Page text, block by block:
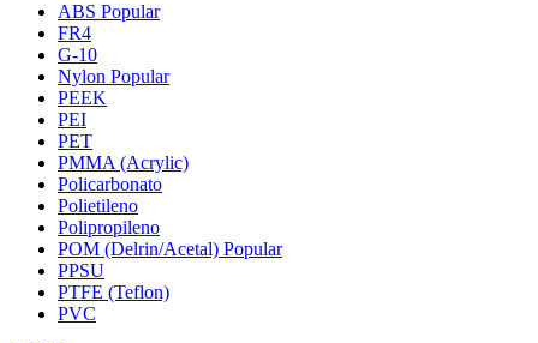
ABS Popular
FR4
G-10
Nylon Popular
PEEK
PEI
PET
PMMA (Acrylic)
Policarbonato
Polietileno
Polipropileno
POM (Delrin/Acetal) Popular
PPSU
PTFE (Teflon)
PVC